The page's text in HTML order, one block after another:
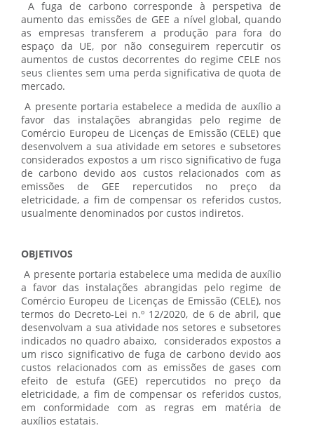
A fuga de carbono corresponde à perspetiva de
aumento das emissões de GEE a nível global, quando
as empresas transferem a produção para fora do
espaço da UE, por não conseguirem repercutir os
aumentos de custos decorrentes do regime CELE nos
seus clientes sem uma perda significativa de quota de
mercado.
A presente portaria estabelece a medida de auxílio a
favor das instalações abrangidas pelo regime de
Comércio Europeu de Licenças de Emissão (CELE) que
desenvolvem a sua atividade em setores e subsetores
considerados expostos a um risco significativo de fuga
de carbono devido aos custos relacionados com as
emissões de GEE repercutidos no preço da
eletricidade, a fim de compensar os referidos custos,
usualmente denominados por custos indiretos.
OBJETIVOS
A presente portaria estabelece uma medida de auxílio
a favor das instalações abrangidas pelo regime de
Comércio Europeu de Licenças de Emissão (CELE), nos
termos do Decreto-Lei n.º 12/2020, de 6 de abril, que
desenvolvam a sua atividade nos setores e subsetores
indicados no quadro abaixo, considerados expostos a
um risco significativo de fuga de carbono devido aos
custos relacionados com as emissões de gases com
efeito de estufa (GEE) repercutidos no preço da
eletricidade, a fim de compensar os referidos custos,
em conformidade com as regras em matéria de
auxílios estatais.